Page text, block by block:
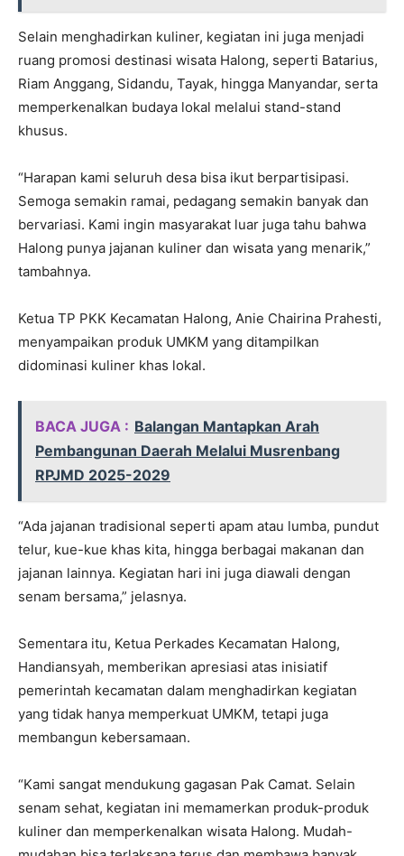
Selain menghadirkan kuliner, kegiatan ini juga menjadi
ruang promosi destinasi wisata Halong, seperti Batarius,
Riam Anggang, Sidandu, Tayak, hingga Manyandar, serta
memperkenalkan budaya lokal melalui stand-stand
khusus.
“Harapan kami seluruh desa bisa ikut berpartisipasi.
Semoga semakin ramai, pedagang semakin banyak dan
bervariasi. Kami ingin masyarakat luar juga tahu bahwa
Halong punya jajanan kuliner dan wisata yang menarik,”
tambahnya.
Ketua TP PKK Kecamatan Halong, Anie Chairina Prahesti,
menyampaikan produk UMKM yang ditampilkan
didominasi kuliner khas lokal.
BACA JUGA : Balangan Mantapkan Arah
Pembangunan Daerah Melalui Musrenbang
RPJMD 2025-2029
“Ada jajanan tradisional seperti apam atau lumba, pundut
telur, kue-kue khas kita, hingga berbagai makanan dan
jajanan lainnya. Kegiatan hari ini juga diawali dengan
senam bersama,” jelasnya.
Sementara itu, Ketua Perkades Kecamatan Halong,
Handiansyah, memberikan apresiasi atas inisiatif
pemerintah kecamatan dalam menghadirkan kegiatan
yang tidak hanya memperkuat UMKM, tetapi juga
membangun kebersamaan.
“Kami sangat mendukung gagasan Pak Camat. Selain
senam sehat, kegiatan ini memamerkan produk-produk
kuliner dan memperkenalkan wisata Halong. Mudah-